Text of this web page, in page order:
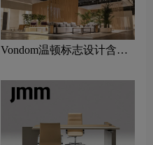
Vondom温顿标志设计含义